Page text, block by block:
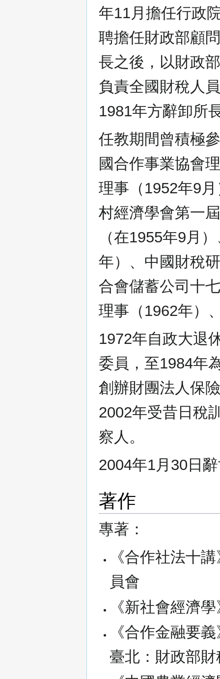
年11月擔任行政
聘擔任財政部顧
長之後，以財政
負責全國財稅人
1981年方辭卸所
任教期間曾積極
國合作事業協會
理事（1952年9
村經濟學會第一
（在1955年9月
年）、中國財稅
合會儲蓄公司十
理事（1962年）
1972年自政大退
委員，至1984年
創辦財團法人保
2002年受昔日稅
察人。
2004年1月30日
著作
專著：
《合作社法十
員會
《新社會經濟
《合作金融要
臺北：財政部